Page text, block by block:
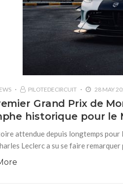
PILOTEDECIRCUIT 28 MAY
Grand Prix de
historique pour le
attendue depuis longtemps pour
Leclerc a su se faire